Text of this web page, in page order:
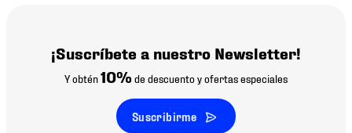
¡Suscríbete a nuestro Newsletter!
Y obtén10% de descuento y ofertas especiales
Suscribirme